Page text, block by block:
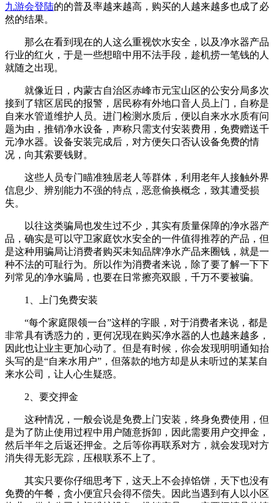
九游会登陆的的普及率越来越高，购买的人越来越多也成了必
然的结果。
那么在看到现在的人这么重视饮水安全，以及净水器产品
行业的红火，于是一些想暗中用不法手段，趁机捞一笔钱的人
就随之出现。
就像近日，内蒙古自治区赤峰市元宝山区的公安分局多次
接到了辖区居民的报警，居民称有外地口音人员上门，自称是
自来水管道维护人员。进门检测水质后，便以自来水水质有问
题为由，推销净水设备，声称只需支付安装费用，免费赠送千
元净水器。设备安装完成后，对方便矢口否认设备免费的情
况，向其索要钱财。
这些人员专门瞄准独居老人等群体，利用老年人接触外界
信息少、辨别能力不强的特点，恶意偷换概念，致其遭受损
失。
以往这类骗局也发生过不少，其实有质量保障的净水器产
品，确实是可以守卫家庭饮水安全的一件值得推荐的产品，但
是这种用骗局让消费者购买未知品牌净水产品来圈钱，就是一
种不法的可耻行为。所以作为消费者来说，除了要了解一下下
列常见的净水骗局，也要在日常擦亮双眼，千万不要被骗。
1、上门免费安装
“每个家庭限领一台”这样的字眼，对于消费者来说，都是
非常具有诱惑力的，更何况现在购买净水器的人也越来越多，
因此也让业主更加心动了。但是有时候，你会发现明明通知抬
头写的是“自来水用户”，但落款的地方却是从未听过的某某自
来水公司，让人心生疑惑。
2、要交押金
这种情况，一般会说是免费上门安装，终身免费使用，但
是为了防止使用过程中用户随意拆卸，因此需要用户交押金，
然后半年之后返还押金。之后等你再联系对方，就会发现对方
消失得无影无踪，压根联系不上了。
其实只要你仔细思考下，这天上不会掉馅饼，天下也没有
免费的午餐，贪小便宜只会得不偿失。因此当遇到有人以小区